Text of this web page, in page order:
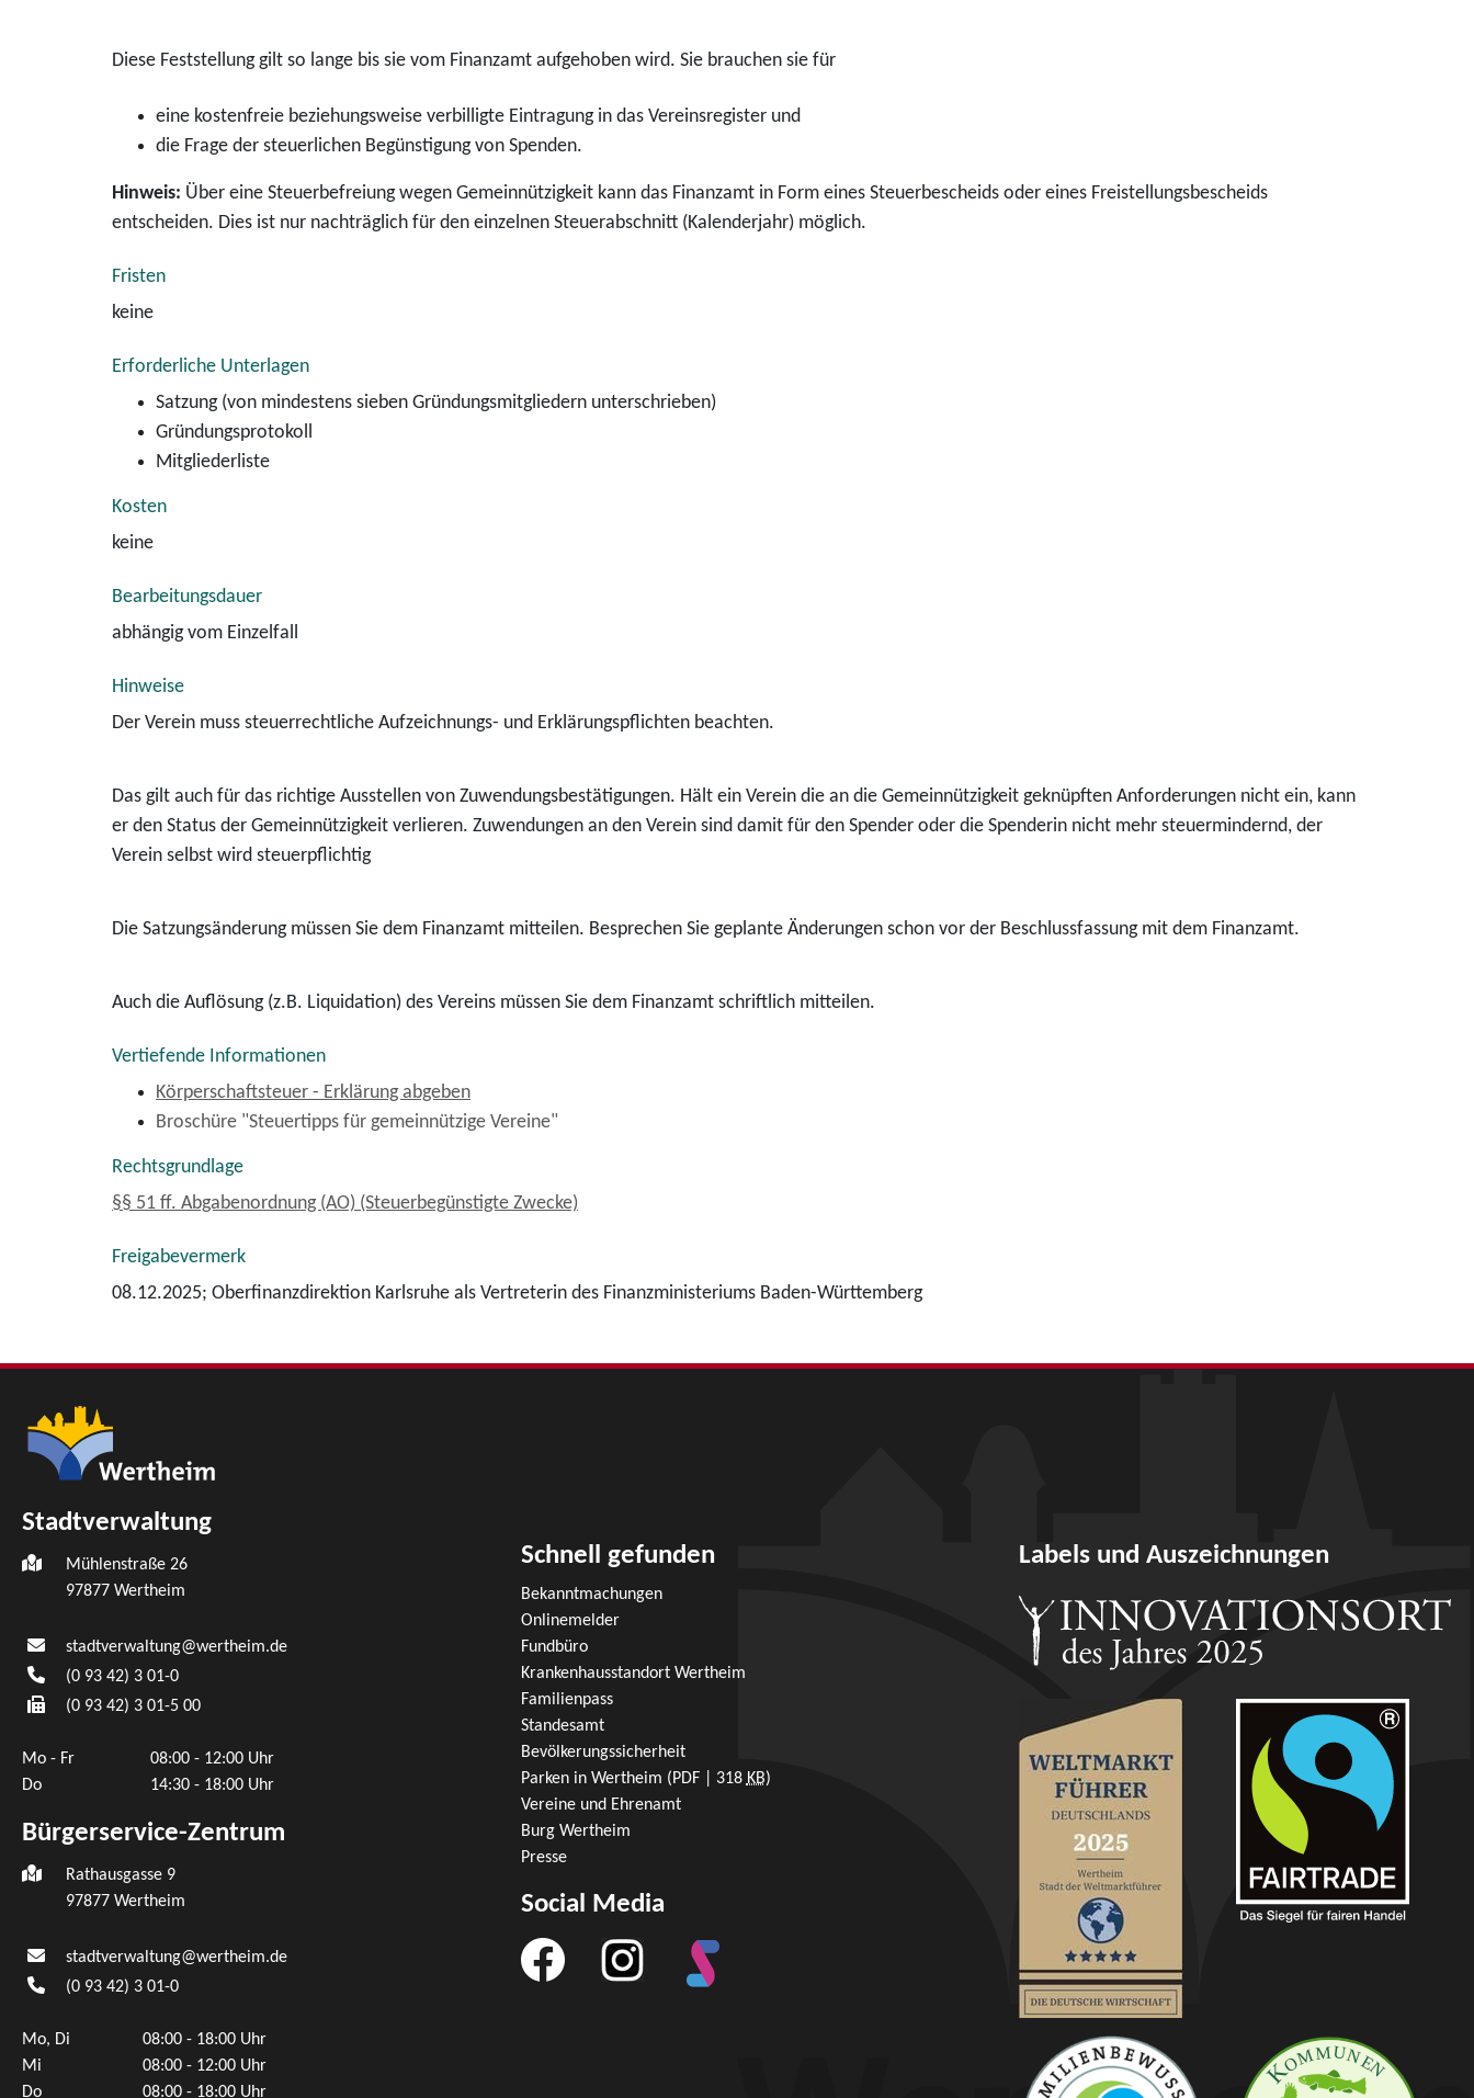
Diese Feststellung gilt so lange bis sie vom Finanzamt aufgehoben wird. Sie brauchen sie für
eine kostenfreie beziehungsweise verbilligte Eintragung in das Vereinsregister und
die Frage der steuerlichen Begünstigung von Spenden.
Hinweis: Über eine Steuerbefreiung wegen Gemeinnützigkeit kann das Finanzamt in Form eines Steuerbescheids oder eines Freistellungsbescheids
entscheiden. Dies ist nur nachträglich für den einzelnen Steuerabschnitt (Kalenderjahr) möglich.
Fristen
keine
Erforderliche Unterlagen
Satzung (von mindestens sieben Gründungsmitgliedern unterschrieben)
Gründungsprotokoll
Mitgliederliste
Kosten
keine
Bearbeitungsdauer
abhängig vom Einzelfall
Hinweise
Der Verein muss steuerrechtliche Aufzeichnungs- und Erklärungspflichten beachten.
Das gilt auch für das richtige Ausstellen von Zuwendungsbestätigungen. Hält ein Verein die an die Gemeinnützigkeit geknüpften Anforderungen nicht ein, kann
er den Status der Gemeinnützigkeit verlieren. Zuwendungen an den Verein sind damit für den Spender oder die Spenderin nicht mehr steuermindernd, der
Verein selbst wird steuerpflichtig
Die Satzungsänderung müssen Sie dem Finanzamt mitteilen. Besprechen Sie geplante Änderungen schon vor der Beschlussfassung mit dem Finanzamt.
Auch die Auflösung (z.B. Liquidation) des Vereins müssen Sie dem Finanzamt schriftlich mitteilen.
Vertiefende Informationen
Körperschaftsteuer - Erklärung abgeben
Broschüre "Steuertipps für gemeinnützige Vereine"
Rechtsgrundlage
§§ 51 ff. Abgabenordnung (AO) (Steuerbegünstigte Zwecke)
Freigabevermerk
08.12.2025; Oberfinanzdirektion Karlsruhe als Vertreterin des Finanzministeriums Baden-Württemberg
Stadtverwaltung
Mühlenstraße 26
97877 Wertheim
stadtverwaltung@wertheim.de
(0 93 42) 3 01-0
(0 93 42) 3 01-5 00
Mo - Fr
08:00 - 12:00 Uhr
Do
14:30 - 18:00 Uhr
Bürgerservice-Zentrum
Rathausgasse 9
97877 Wertheim
stadtverwaltung@wertheim.de
(0 93 42) 3 01-0
Mo, Di
08:00 - 18:00 Uhr
Mi
08:00 - 12:00 Uhr
Do
08:00 - 18:00 Uhr
Schnell gefunden
Bekanntmachungen
Onlinemelder
Fundbüro
Krankenhausstandort Wertheim
Familienpass
Standesamt
Bevölkerungssicherheit
Parken in Wertheim (PDF | 318 KB)
Vereine und Ehrenamt
Burg Wertheim
Presse
Social Media
Labels und Auszeichnungen